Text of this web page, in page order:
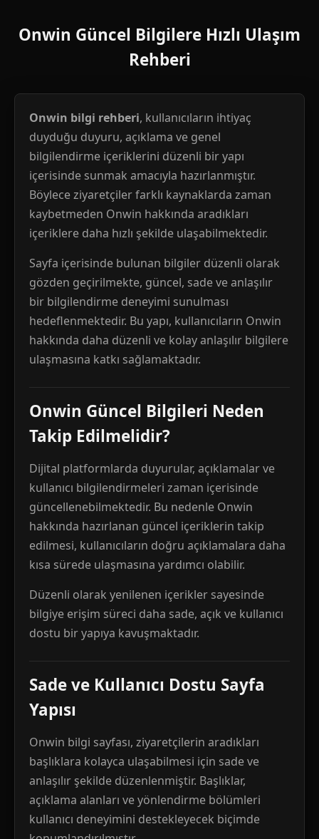
Onwin Güncel Bilgilere Hızlı Ulaşım
Rehberi
Onwin bilgi rehberi, kullanıcıların ihtiyaç
duyduğu duyuru, açıklama ve genel
bilgilendirme içeriklerini düzenli bir yapı
içerisinde sunmak amacıyla hazırlanmıştır.
Böylece ziyaretçiler farklı kaynaklarda zaman
kaybetmeden Onwin hakkında aradıkları
içeriklere daha hızlı şekilde ulaşabilmektedir.
Sayfa içerisinde bulunan bilgiler düzenli olarak
gözden geçirilmekte, güncel, sade ve anlaşılır
bir bilgilendirme deneyimi sunulması
hedeflenmektedir. Bu yapı, kullanıcıların Onwin
hakkında daha düzenli ve kolay anlaşılır bilgilere
ulaşmasına katkı sağlamaktadır.
Onwin Güncel Bilgileri Neden
Takip Edilmelidir?
Dijital platformlarda duyurular, açıklamalar ve
kullanıcı bilgilendirmeleri zaman içerisinde
güncellenebilmektedir. Bu nedenle Onwin
hakkında hazırlanan güncel içeriklerin takip
edilmesi, kullanıcıların doğru açıklamalara daha
kısa sürede ulaşmasına yardımcı olabilir.
Düzenli olarak yenilenen içerikler sayesinde
bilgiye erişim süreci daha sade, açık ve kullanıcı
dostu bir yapıya kavuşmaktadır.
Sade ve Kullanıcı Dostu Sayfa
Yapısı
Onwin bilgi sayfası, ziyaretçilerin aradıkları
başlıklara kolayca ulaşabilmesi için sade ve
anlaşılır şekilde düzenlenmiştir. Başlıklar,
açıklama alanları ve yönlendirme bölümleri
kullanıcı deneyimini destekleyecek biçimde